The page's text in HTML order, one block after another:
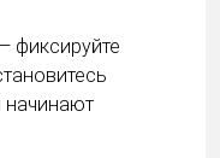
фиксируйте
начинают